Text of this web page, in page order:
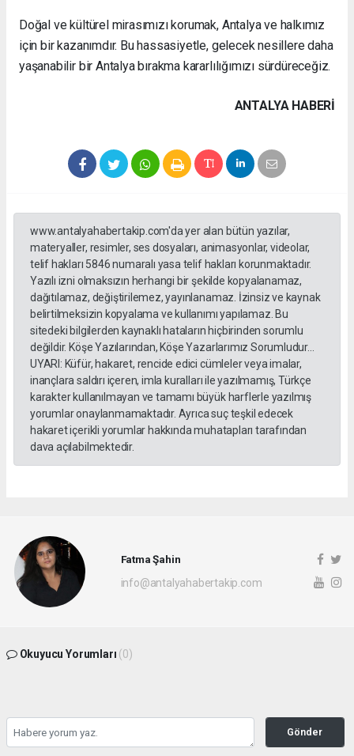
Doğal ve kültürel mirasımızı korumak, Antalya ve halkımız
için bir kazanımdır. Bu hassasiyetle, gelecek nesillere daha
yaşanabilir bir Antalya bırakma kararlılığımızı sürdüreceğiz.
ANTALYA HABERİ
www.antalyahabertakip.com'da yer alan bütün yazılar,
materyaller, resimler, ses dosyaları, animasyonlar, videolar,
telif hakları 5846 numaralı yasa telif hakları korunmaktadır.
Yazılı izni olmaksızın herhangi bir şekilde kopyalanamaz,
dağıtılamaz, değiştirilemez, yayınlanamaz. İzinsiz ve kaynak
belirtilmeksizin kopyalama ve kullanımı yapılamaz. Bu
sitedeki bilgilerden kaynaklı hataların hiçbirinden sorumlu
değildir. Köşe Yazılarından, Köşe Yazarlarımız Sorumludur...
UYARI: Küfür, hakaret, rencide edici cümleler veya imalar,
inançlara saldırı içeren, imla kuralları ile yazılmamış, Türkçe
karakter kullanılmayan ve tamamı büyük harflerle yazılmış
yorumlar onaylanmamaktadır. Ayrıca suç teşkil edecek
hakaret içerikli yorumlar hakkında muhatapları tarafından
dava açılabilmektedir.
Fatma Şahin
info@antalyahabertakip.com
Okuyucu Yorumları (0)
Gönder